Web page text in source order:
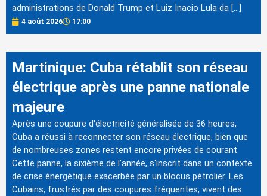
administrations de Donald Trump et Luiz Inacio Lula da […]
4 août 2026 17:00
Martinique: Cuba rétablit son réseau
électrique après une panne nationale
majeure
Après une coupure d'électricité généralisée de 36 heures,
Cuba a réussi à reconnecter son réseau électrique, bien que
de nombreuses zones restent encore privées de courant.
Cette panne, la sixième de l'année, s'inscrit dans un contexte
de crise énergétique exacerbée par un blocus pétrolier. Les
Cubains, frustrés par des coupures fréquentes, vivent des